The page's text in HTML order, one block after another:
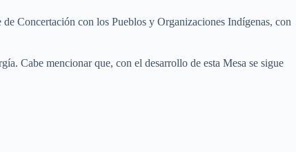
Concertación con los Pueblos y Organizaciones Indígenas, con
Cabe mencionar que, con el desarrollo de esta Mesa se sigue